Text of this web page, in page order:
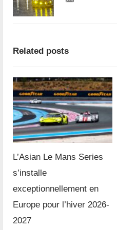
Related posts
L’Asian Le Mans Series
s’installe
exceptionnellement en
Europe pour l’hiver 2026-
2027